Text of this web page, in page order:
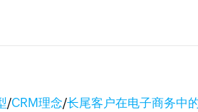
/CRM理念/长尾客户在电子商务中